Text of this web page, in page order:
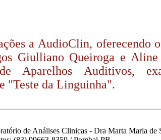
a AudioClin, oferecendo
Giulliano Queiroga e
Aparelhos Auditivos,
"Teste da Linguinha".
de Análises Clinicas - Dra Marta Maria de